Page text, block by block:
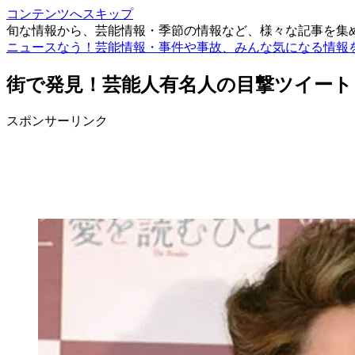
コンテンツへスキップ
旬な情報から、芸能情報・季節の情報など、様々な記事を集
ニュースなう！芸能情報・事件や事故、みんな気になる情報
街で発見！芸能人有名人の目撃ツイー
スポンサーリンク